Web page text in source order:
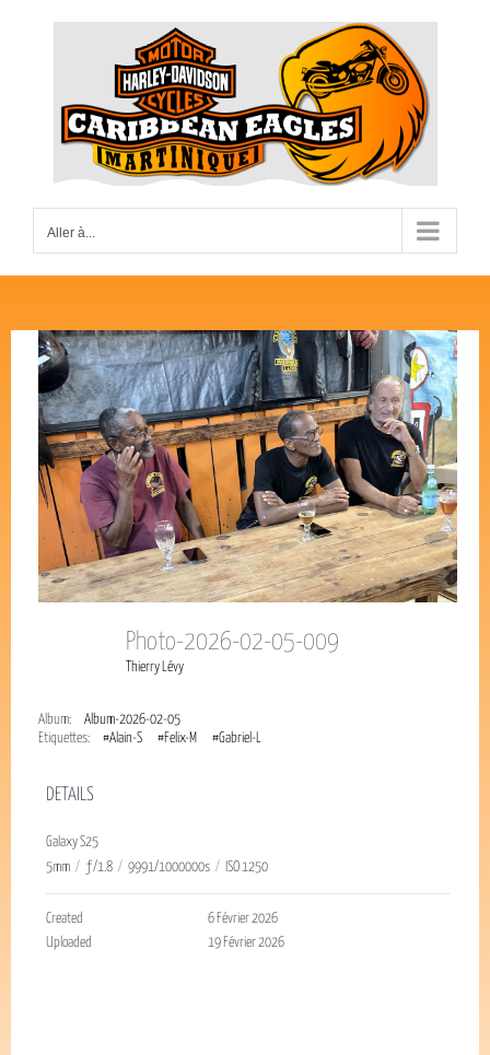
Aller à...
Photo-2026-02-05-009
Thierry Lévy
Album:
Album-2026-02-05
Étiquettes:
#Alain-S #Felix-M #Gabriel-L
DETAILS
Galaxy S25
5mm / ƒ/1.8 / 9991/1000000s / ISO 1250
Created
6 Février 2026
Uploaded
19 Février 2026